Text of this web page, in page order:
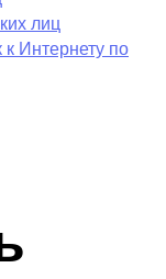
лиц
Интернету по